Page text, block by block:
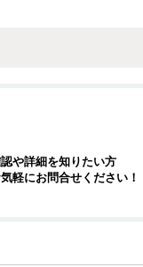
や詳細を知りたい方
軽にお問合せください！